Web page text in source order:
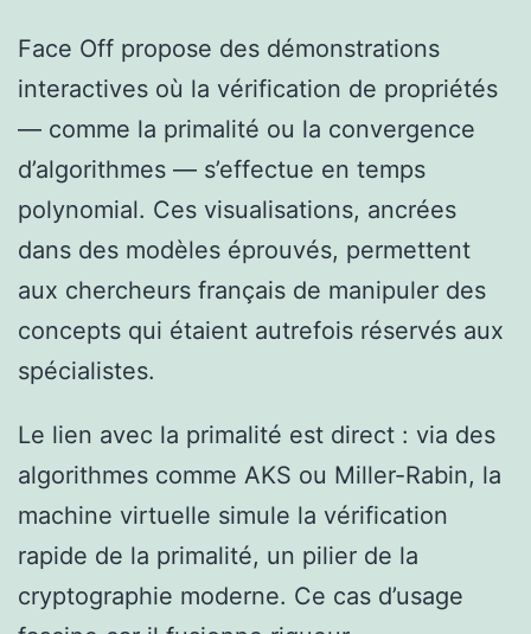
Face Off propose des démonstrations
interactives où la vérification de propriétés
— comme la primalité ou la convergence
d’algorithmes — s’effectue en temps
polynomial. Ces visualisations, ancrées
dans des modèles éprouvés, permettent
aux chercheurs français de manipuler des
concepts qui étaient autrefois réservés aux
spécialistes.
Le lien avec la primalité est direct : via des
algorithmes comme AKS ou Miller-Rabin, la
machine virtuelle simule la vérification
rapide de la primalité, un pilier de la
cryptographie moderne. Ce cas d’usage